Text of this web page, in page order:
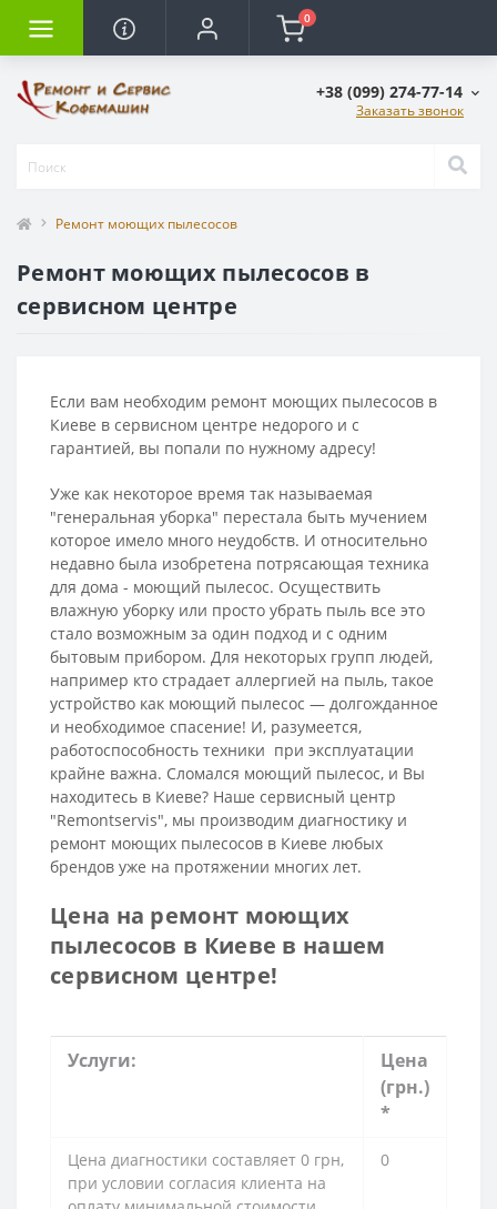
0
+38 (099) 274-77-14
Заказать звонок
Ремонт моющих пылесосов
Ремонт моющих пылесосов в
сервисном центре
Если вам необходим ремонт моющих пылесосов в
Киеве в сервисном центре недорого и с
гарантией, вы попали по нужному адресу!
Уже как некоторое время так называемая
"генеральная уборка" перестала быть мучением
которое имело много неудобств. И относительно
недавно была изобретена потрясающая техника
для дома - моющий пылесос. Осуществить
влажную уборку или просто убрать пыль все это
стало возможным за один подход и с одним
бытовым прибором. Для некоторых групп людей,
например кто страдает аллергией на пыль, такое
устройство как моющий пылесос — долгожданное
и необходимое спасение! И, разумеется,
работоспособность техники при эксплуатации
крайне важна. Сломался моющий пылесос, и Вы
находитесь в Киеве? Наше сервисный центр
"Remontservis", мы производим диагностику и
ремонт моющих пылесосов в Киеве любых
брендов уже на протяжении многих лет.
Цена на ремонт моющих
пылесосов в Киеве в нашем
сервисном центре!
Услуги:
Цена
(грн.)
*
Цена диагностики составляет 0 грн,
при условии согласия клиента на
0